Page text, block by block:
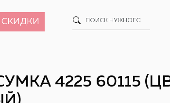
СКИДКИ
4225 60115